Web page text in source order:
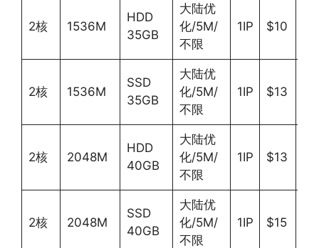
2核 1536M
HDD
35GB
大陆优
化/5M/
不限
1IP $10
2核 1536M
SSD
35GB
大陆优
化/5M/
不限
1IP $13
2核 2048M
HDD
40GB
大陆优
化/5M/
不限
1IP $13
2核 2048M
SSD
40GB
大陆优
化/5M/
不限
1IP $15